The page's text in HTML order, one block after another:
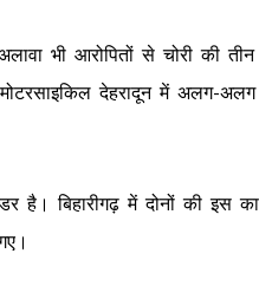
भी आरोपितों से चोरी की तीन
देहरादून में अलग-
बिहारीगढ़ में दोनों की इस